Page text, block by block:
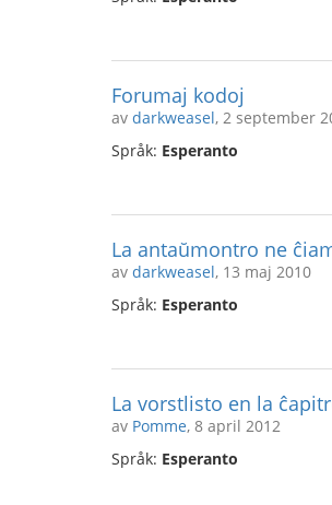
Forumaj kodoj
av darkweasel, 2 september
Språk: Esperanto
La antaŭmontro ne
av darkweasel, 13 maj 2010
Språk: Esperanto
La vorstlisto en la
av Pomme, 8 april 2012
Språk: Esperanto